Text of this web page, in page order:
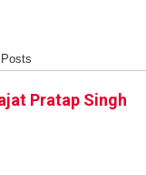
Pratap Singh